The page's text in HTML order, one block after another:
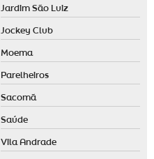
Jardim São Luiz
Jockey Club
Moema
Parelheiros
Sacomã
Saúde
Vila Andrade